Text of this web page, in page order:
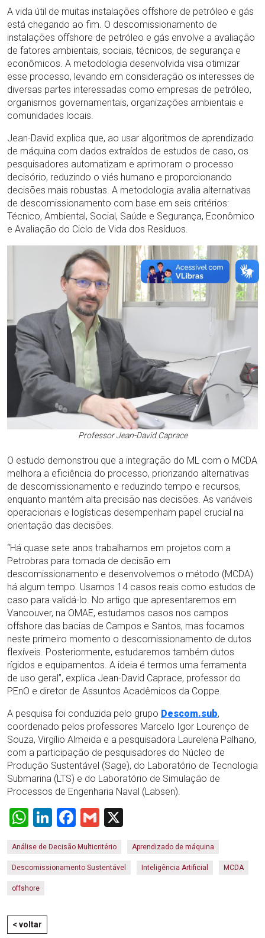
A vida útil de muitas instalações offshore de petróleo e gás
está chegando ao fim. O descomissionamento de
instalações offshore de petróleo e gás envolve a avaliação
de fatores ambientais, sociais, técnicos, de segurança e
econômicos. A metodologia desenvolvida visa otimizar
esse processo, levando em consideração os interesses de
diversas partes interessadas como empresas de petróleo,
organismos governamentais, organizações ambientais e
comunidades locais.
Jean-David explica que, ao usar algoritmos de aprendizado
de máquina com dados extraídos de estudos de caso, os
pesquisadores automatizam e aprimoram o processo
decisório, reduzindo o viés humano e proporcionando
decisões mais robustas. A metodologia avalia alternativas
de descomissionamento com base em seis critérios:
Técnico, Ambiental, Social, Saúde e Segurança, Econômico
e Avaliação do Ciclo de Vida dos Resíduos.
Professor Jean-David Caprace
O estudo demonstrou que a integração do ML com o MCDA
melhora a eficiência do processo, priorizando alternativas
de descomissionamento e reduzindo tempo e recursos,
enquanto mantém alta precisão nas decisões. As variáveis
operacionais e logísticas desempenham papel crucial na
orientação das decisões.
“Há quase sete anos trabalhamos em projetos com a
Petrobras para tomada de decisão em
descomissionamento e desenvolvemos o método (MCDA)
há algum tempo. Usamos 14 casos reais como estudos de
caso para validá-lo. No artigo que apresentaremos em
Vancouver, na OMAE, estudamos casos nos campos
offshore das bacias de Campos e Santos, mas focamos
neste primeiro momento o descomissionamento de dutos
flexíveis. Posteriormente, estudaremos também dutos
rígidos e equipamentos. A ideia é termos uma ferramenta
de uso geral”, explica Jean-David Caprace, professor do
PEnO e diretor de Assuntos Acadêmicos da Coppe.
A pesquisa foi conduzida pelo grupo Descom.sub,
coordenado pelos professores Marcelo Igor Lourenço de
Souza, Virgílio Almeida e a pesquisadora Laurelena Palhano,
com a participação de pesquisadores do Núcleo de
Produção Sustentável (Sage), do Laboratório de Tecnologia
Submarina (LTS) e do Laboratório de Simulação de
Processos de Engenharia Naval (Labsen).
WhatsApp
LinkedIn
Facebook
Gmail
Análise de Decisão Multicritério Aprendizado de máquina
Descomissionamento Sustentável Inteligência Artificial MCDA
offshore
< voltar